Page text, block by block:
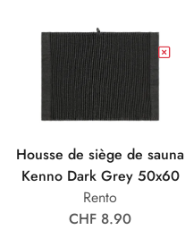
Housse de siège de sauna
Kenno Dark Grey 50x60
Rento
CHF 8.90